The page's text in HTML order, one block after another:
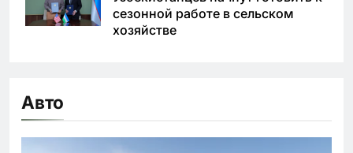
сезонной работе в сельском
хозяйстве
Авто